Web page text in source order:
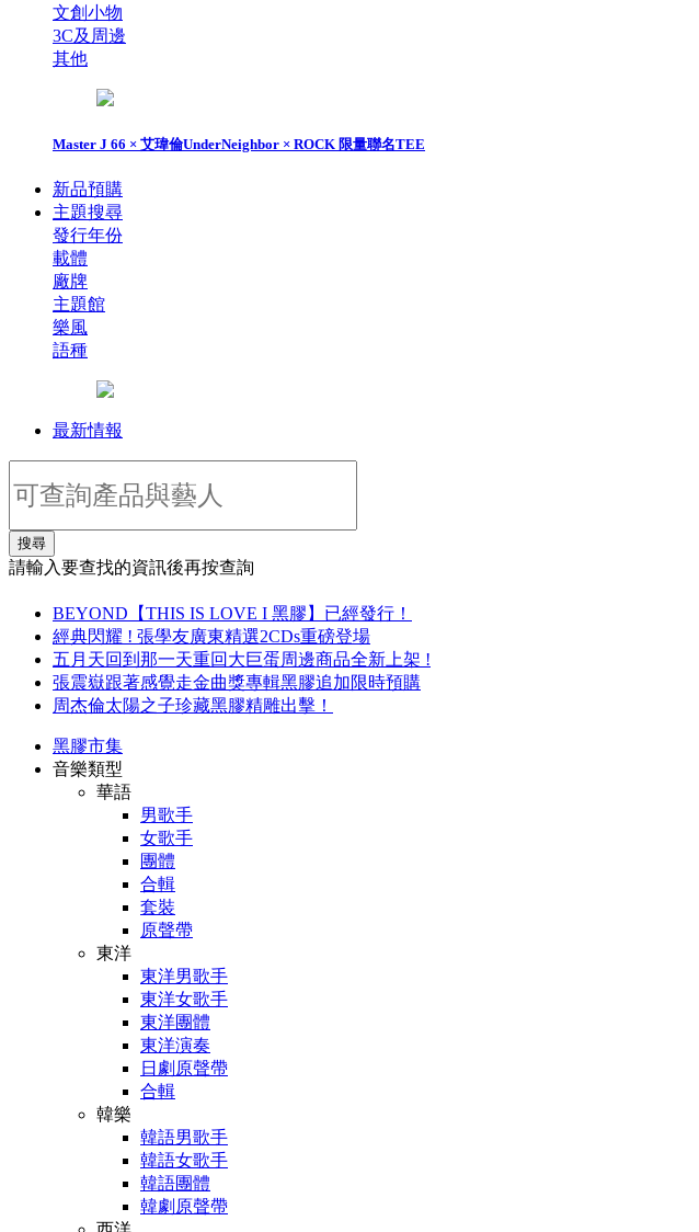
文創小物
3C及周邊
其他
Master J 66 × 艾瑋倫UnderNeighbor × ROCK 限量聯名TEE
新品預購
主題搜尋
發行年份
載體
廠牌
主題館
樂風
語種
最新情報
搜尋
請輸入要查找的資訊後再按查詢
BEYOND【THIS IS LOVE I 黑膠】已經發行！
經典閃耀 ! 張學友廣東精選2CDs重磅登場
五月天回到那一天重回大巨蛋周邊商品全新上架 !
張震嶽跟著感覺走金曲獎專輯黑膠追加限時預購
周杰倫太陽之子珍藏黑膠精雕出擊！
黑膠市集
音樂類型
華語
男歌手
女歌手
團體
合輯
套裝
原聲帶
東洋
東洋男歌手
東洋女歌手
東洋團體
東洋演奏
日劇原聲帶
合輯
韓樂
韓語男歌手
韓語女歌手
韓語團體
韓劇原聲帶